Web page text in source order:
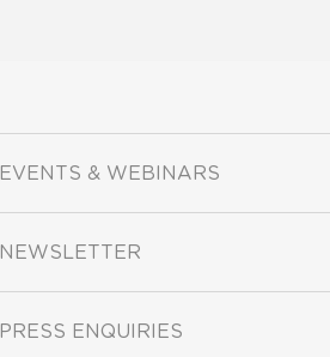
EVENTS & WEBINARS
NEWSLETTER
PRESS ENQUIRIES